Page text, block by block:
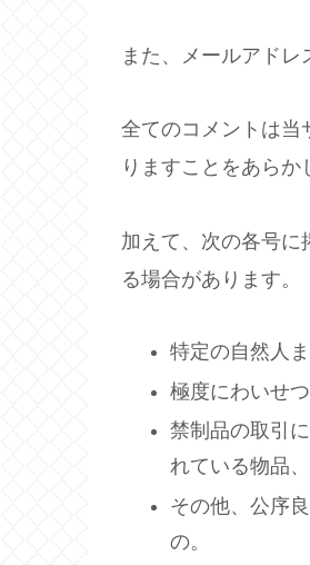
また、メールアドレ
全てのコメントは当
りますことをあらか
加えて、次の各号に
る場合があります。
特定の自然人
極度にわいせ
禁制品の取引
れている物品
その他、公序
の。